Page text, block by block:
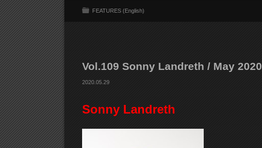
FEATURES (English)
Vol.109 Sonny Landreth / May 2020
2020.05.29
Sonny Landreth